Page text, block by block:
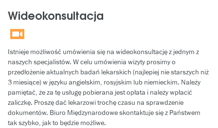
Wideokonsultacja
Istnieje możliwość umówienia się na wideokonsultację z jednym z
naszych specjalistów. W celu umówienia wizyty prosimy o
przedłożenie aktualnych badań lekarskich (najlepiej nie starszych niż
3 miesiące) w języku angielskim, rosyjskim lub niemieckim. Należy
pamiętać, że za tę usługę pobierana jest opłata i należy wpłacić
zaliczkę. Proszę dać lekarzowi trochę czasu na sprawdzenie
dokumentów. Biuro Międzynarodowe skontaktuje się z Państwem
tak szybko, jak to będzie możliwe.